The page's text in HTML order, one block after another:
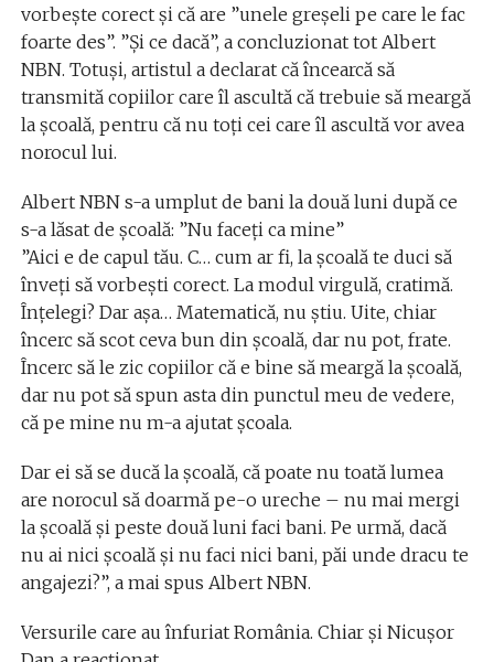
vorbește corect și că are ”unele greșeli pe care le fac
foarte des”. ”Și ce dacă”, a concluzionat tot Albert
NBN. Totuși, artistul a declarat că încearcă să
transmită copiilor care îl ascultă că trebuie să meargă
la școală, pentru că nu toți cei care îl ascultă vor avea
norocul lui.
Albert NBN s-a umplut de bani la două luni după ce
s-a lăsat de școală: ”Nu faceți ca mine”
”Aici e de capul tău. C… cum ar fi, la școală te duci să
înveți să vorbești corect. La modul virgulă, cratimă.
Înțelegi? Dar așa… Matematică, nu știu. Uite, chiar
încerc să scot ceva bun din școală, dar nu pot, frate.
Încerc să le zic copiilor că e bine să meargă la școală,
dar nu pot să spun asta din punctul meu de vedere,
că pe mine nu m-a ajutat școala.
Dar ei să se ducă la școală, că poate nu toată lumea
are norocul să doarmă pe-o ureche – nu mai mergi
la școală și peste două luni faci bani. Pe urmă, dacă
nu ai nici școală și nu faci nici bani, păi unde dracu te
angajezi?”, a mai spus Albert NBN.
Versurile care au înfuriat România. Chiar și Nicușor